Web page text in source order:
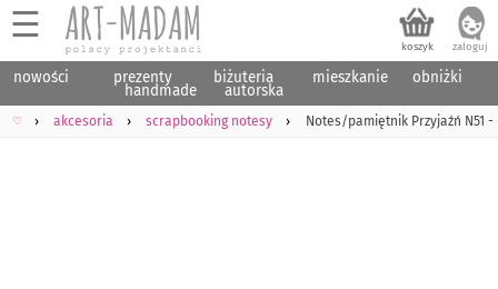
☰
nowości prezenty
handmade
biżuteria
autorska
mieszkanie obniżki
♡ akcesoria scrapbooking notesy Notes/pamiętnik Przyjaźń N51